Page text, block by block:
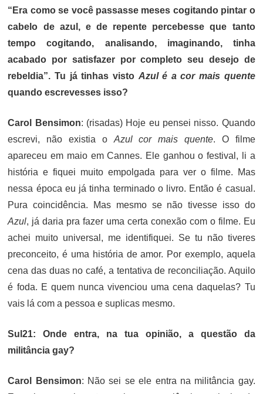
“Era como se você passasse meses cogitando pintar o
cabelo de azul, e de repente percebesse que tanto
tempo cogitando, analisando, imaginando, tinha
acabado por satisfazer por completo seu desejo de
rebeldia”. Tu já tinhas visto Azul é a cor mais quente
quando escrevesses isso?
Carol Bensimon: (risadas) Hoje eu pensei nisso. Quando
escrevi, não existia o Azul cor mais quente. O filme
apareceu em maio em Cannes. Ele ganhou o festival, li a
história e fiquei muito empolgada para ver o filme. Mas
nessa época eu já tinha terminado o livro. Então é casual.
Pura coincidência. Mas mesmo se não tivesse isso do
Azul, já daria pra fazer uma certa conexão com o filme. Eu
achei muito universal, me identifiquei. Se tu não tiveres
preconceito, é uma história de amor. Por exemplo, aquela
cena das duas no café, a tentativa de reconciliação. Aquilo
é foda. E quem nunca vivenciou uma cena daquelas? Tu
vais lá com a pessoa e suplicas mesmo.
Sul21: Onde entra, na tua opinião, a questão da
militância gay?
Carol Bensimon: Não sei se ele entra na militância gay.